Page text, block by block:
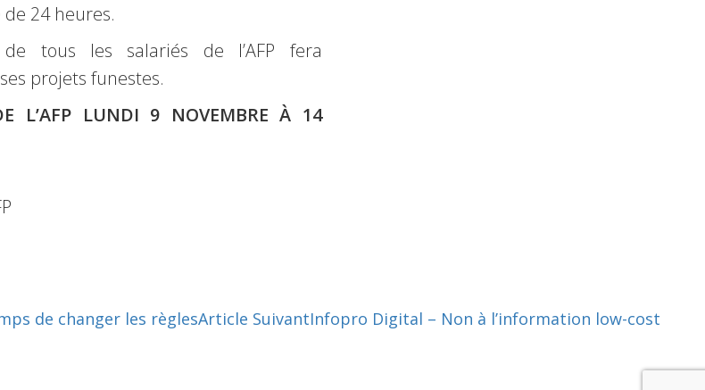
24 heures.
tous les salariés de l’AFP fera
projets funestes.
L’AFP LUNDI 9 NOVEMBRE À 14
de changer les règlesArticle SuivantInfopro Digital – Non à l’information low-cost